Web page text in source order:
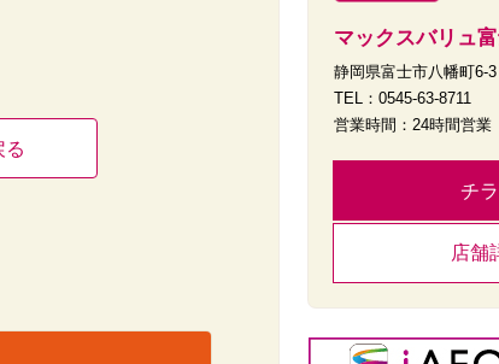
る
マックスバリュ
静岡県富士市八幡町6-3
TEL：0545-63-8711
営業時間：24時間営業
チ
店舗